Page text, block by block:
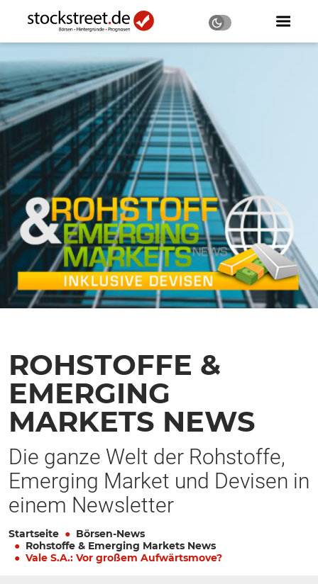
ROHSTOFFE &
EMERGING
MARKETS NEWS
Die ganze Welt der Rohstoffe,
Emerging Market und Devisen in
einem Newsletter
Startseite
Börsen-News
Rohstoffe & Emerging Markets News
Vale S.A.: Vor großem Aufwärtsmove?